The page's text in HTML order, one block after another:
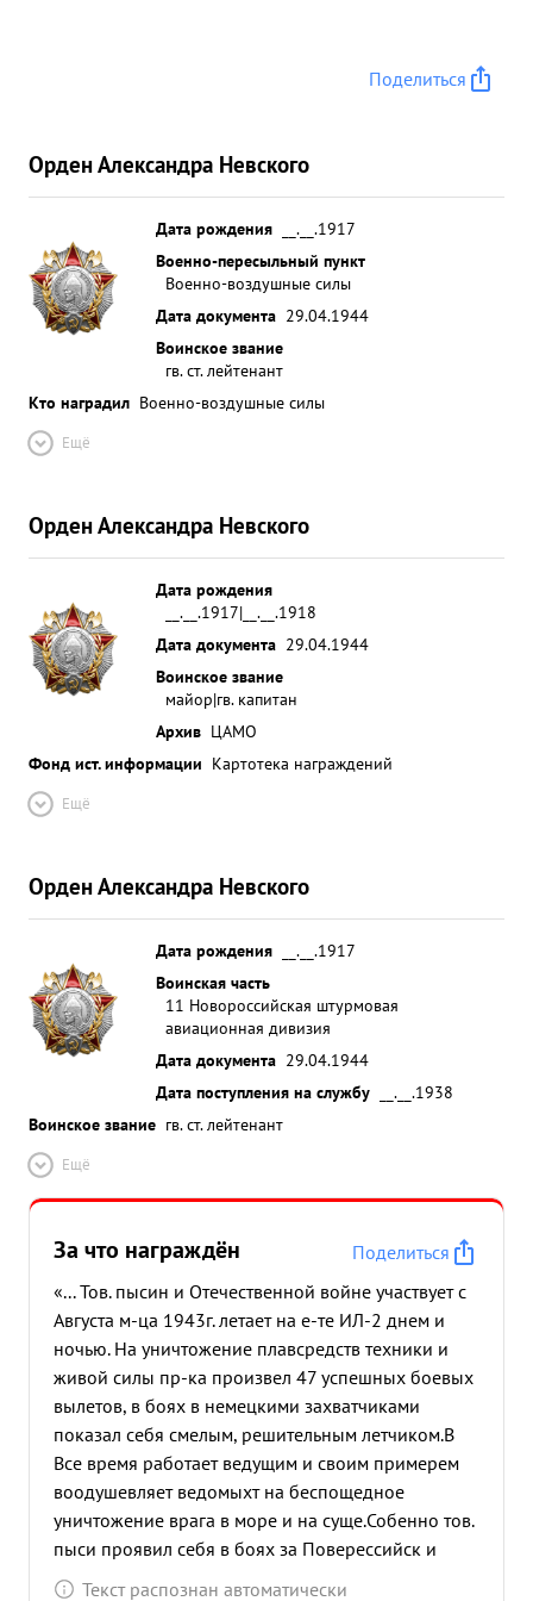
не могли подоити к группе группа без потерь
Поделиться
Орден Александра Невского
Дата рождения
__.__.1917
Военно-пересыльный пункт
Военно-воздушные силы
Дата документа 29.04.1944
Воинское звание
гв. ст. лейтенант
Кто наградил Военно-воздушные силы
Ещё
Орден Александра Невского
Дата рождения
__.__.1917|__.__.1918
Дата документа 29.04.1944
Воинское звание
майор|гв. капитан
Архив ЦАМО
Фонд ист. информации Картотека награждений
Ещё
Орден Александра Невского
Дата рождения
__.__.1917
Воинская часть
11 Новороссийская штурмовая
авиационная дивизия
Дата документа 29.04.1944
Дата поступления на службу
__.__.1938
Воинское звание гв. ст. лейтенант
Ещё
За что награждён
Поделиться
«... Тов. пысин и Отечественной войне участвует с
Августа м-ца 1943г. летает на е-те ИЛ-2 днем и
ночью. На уничтожение плавсредств техники и
живой силы пр-ка произвел 47 успешных боевых
вылетов, в боях в немецкими захватчиками
показал себя смелым, решительным летчиком.В
Все время работает ведущим и своим примерем
воодушевляет ведомыхт на беспощедное
уничтожение врага в море и на суще.Собенно тов.
пыси проявил себя в боях за Поверессийск и
освобождение Крымского п/о. Вылетая по 3-4
Текст распознан автоматически